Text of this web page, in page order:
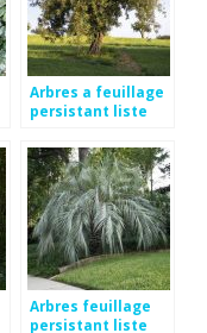
Arbres a feuillage
persistant liste
Arbres feuillage
persistant liste